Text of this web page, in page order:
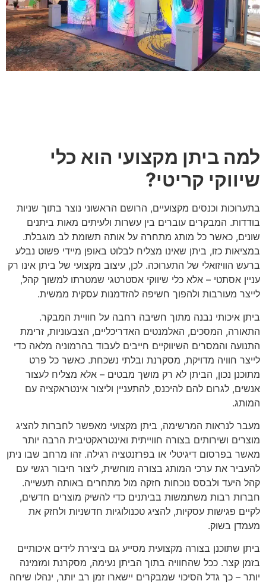
עבור לפרויקט
עבור לפרויקט
למה ביתן מקצועי הוא כלי
שיווקי קריטי?
בתערוכות וכנסים מקצועיים, הרושם הראשוני נוצר בתוך שניות
בודדות. המבקרים עוברים בין עשרות ולעיתים מאות ביתנים
שונים, כאשר כל מותג מתחרה על אותה תשומת לב מוגבלת.
במציאות כזו, ביתן שאינו מצליח לבלוט באופן מיידי פשוט נבלע
ברעש הוויזואלי של התערוכה. לכן, עיצוב מקצועי של ביתן אינו רק
עניין אסתטי – אלא כלי שיווקי אסטרטגי שמטרתו למשוך קהל,
לייצר מעורבות ולהפוך חשיפה להזדמנות עסקית ממשית.
ביתן איכותי נבנה מתוך חשיבה רחבה על חוויית המבקר.
התאורה, המסכים, האלמנטים האדריכליים, הצבעוניות, זרימת
התנועה והמסרים השיווקיים חייבים לעבוד בהרמוניה מלאה כדי
לייצר חוויה מדויקת, מסקרנת ובלתי נשכחת. כאשר כל פרט
מתוכנן נכון, הביתן לא רק מושך מבטים – אלא מצליח לעצור
אנשים, לגרום להם להיכנס, להתעניין וליצור אינטראקציה עם
המותג.
מעבר לנראות המרשימה, ביתן מקצועי מאפשר לחברות להציג
מוצרים ושירותים בצורה חווייתית ואינטראקטיבית הרבה יותר
מאשר בפרסום דיגיטלי או בפרזנטציה רגילה. זהו מרחב שבו ניתן
להעביר את ערכי המותג בצורה מוחשית, ליצור חיבור רגשי עם
קהל היעד ולבסס נוכחות חזקה מול מתחרים באותה תעשייה.
חברות רבות משתמשות בביתנים כדי להשיק מוצרים חדשים,
לקיים פגישות עסקיות, להציג טכנולוגיות חדשניות ולחזק את
מעמדן בשוק.
ביתן שתוכנן בצורה מקצועית מסייע גם ביצירת לידים איכותיים
בזמן קצר. ככל שהחוויה בתוך הביתן נעימה, מסקרנת ומזמינה
יותר – כך גדל הסיכוי שמבקרים יישארו זמן רב יותר, ינהלו שיחה